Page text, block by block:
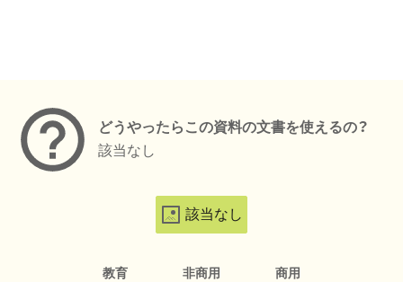
どうやったらこの資料の文書を使えるの？
該当なし
該当なし
教育 非商用 商用